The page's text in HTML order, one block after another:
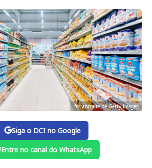
ferrantraite de Getty Images
Siga o DCI no Google
Entre no canal do WhatsApp